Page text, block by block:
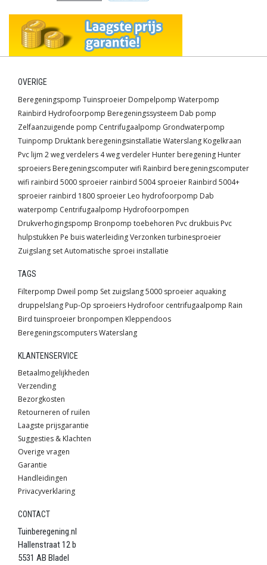
OVERIGE
Beregeningspomp Tuinsproeier Dompelpomp Waterpomp
Rainbird Hydrofoorpomp Beregeningssysteem Dab pomp
Zelfaanzuigende pomp Centrifugaalpomp Grondwaterpomp
Tuinpomp Druktank beregeningsinstallatie Waterslang Kogelkraan
Pvc lijm 2 weg verdelers 4 weg verdeler Hunter beregening Hunter
sproeiers Beregeningscomputer wifi Rainbird beregeningscomputer
wifi rainbird 5000 sproeier rainbird 5004 sproeier Rainbird 5004+
sproeier rainbird 1800 sproeier Leo hydrofoorpomp Dab
waterpomp Centrifugaalpomp Hydrofoorpompen
Drukverhogingspomp Bronpomp toebehoren Pvc drukbuis Pvc
hulpstukken Pe buis waterleidingVerzonken turbinesproeier
Zuigslang setAutomatische sproei installatie
TAGS
Filterpomp Dweil pomp Set zuigslang5000 sproeier aquaking
druppelslang Pup-Op sproeiers Hydrofoor centrifugaalpomp Rain
Bird tuinsproeier bronpompen Kleppendoos
BeregeningscomputersWaterslang
KLANTENSERVICE
Betaalmogelijkheden
Verzending
Bezorgkosten
Retourneren of ruilen
Laagste prijsgarantie
Suggesties & Klachten
Overige vragen
Garantie
Handleidingen
Privacyverklaring
CONTACT
Tuinberegening.nl
Hallenstraat 12 b
5531 AB Bladel